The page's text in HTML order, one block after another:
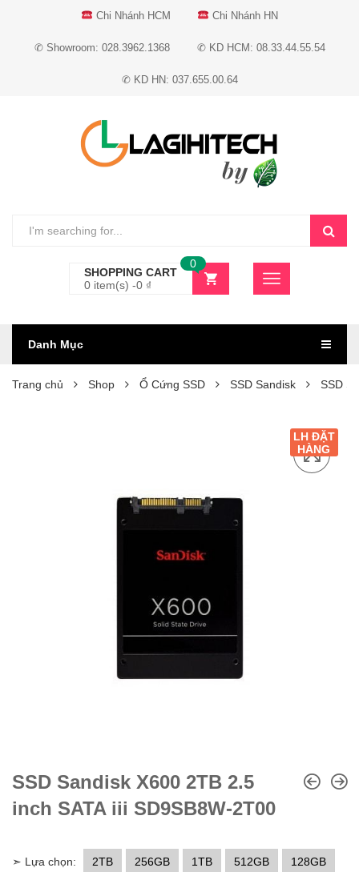
Chi Nhánh HCM Chi Nhánh HN
✆ Showroom: 028.3962.1368 ✆ KD HCM: 08.33.44.55.54
✆ KD HN: 037.655.00.64
SHOPPING CART
0 item(s) -0 ₫
0
Danh Mục
Trang chủ Shop Ổ Cứng SSD SSD Sandisk SSD
LH ĐẶT
HÀNG
SSD Sandisk X600 2TB 2.5
inch SATA iii SD9SB8W-2T00
➣ Lựa chọn: 2TB 256GB 1TB 512GB 128GB